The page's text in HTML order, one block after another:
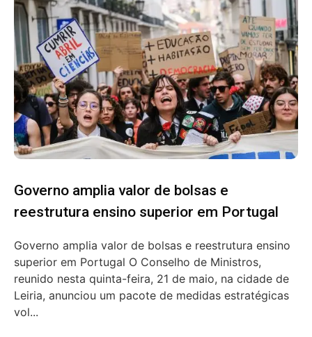
Governo amplia valor de bolsas e
reestrutura ensino superior em Portugal
Governo amplia valor de bolsas e reestrutura ensino
superior em Portugal O Conselho de Ministros,
reunido nesta quinta-feira, 21 de maio, na cidade de
Leiria, anunciou um pacote de medidas estratégicas
vol...